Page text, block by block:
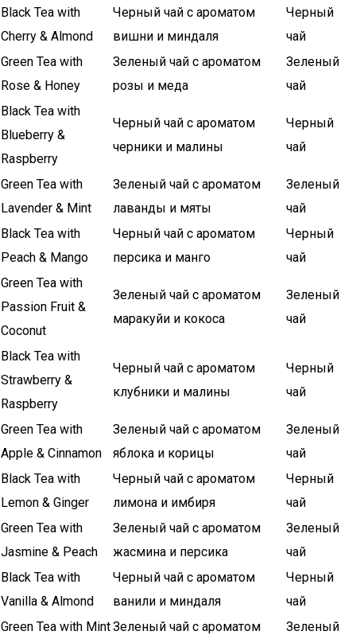
Black Tea with
Cherry & Almond
Черный чай с ароматом
вишни и миндаля
Черный
чай
Green Tea with
Rose & Honey
Зеленый чай с ароматом
розы и меда
Зеленый
чай
Black Tea with
Blueberry &
Raspberry
Черный чай с ароматом
черники и малины
Черный
чай
Green Tea with
Lavender & Mint
Зеленый чай с ароматом
лаванды и мяты
Зеленый
чай
Black Tea with
Peach & Mango
Черный чай с ароматом
персика и манго
Черный
чай
Green Tea with
Passion Fruit &
Coconut
Зеленый чай с ароматом
маракуйи и кокоса
Зеленый
чай
Black Tea with
Strawberry &
Raspberry
Черный чай с ароматом
клубники и малины
Черный
чай
Green Tea with
Apple & Cinnamon
Зеленый чай с ароматом
яблока и корицы
Зеленый
чай
Black Tea with
Lemon & Ginger
Черный чай с ароматом
лимона и имбиря
Черный
чай
Green Tea with
Jasmine & Peach
Зеленый чай с ароматом
жасмина и персика
Зеленый
чай
Black Tea with
Vanilla & Almond
Черный чай с ароматом
ванили и миндаля
Черный
чай
Green Tea with MintЗеленый чай с ароматом
Зеленый